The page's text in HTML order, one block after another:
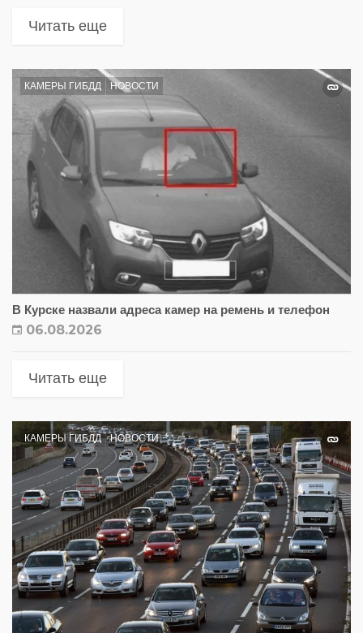
Читать еще
КАМЕРЫ ГИБДД НОВОСТИ
В Курске назвали адреса камер на ремень и телефон
06.08.2026
Читать еще
КАМЕРЫ ГИБДД НОВОСТИ